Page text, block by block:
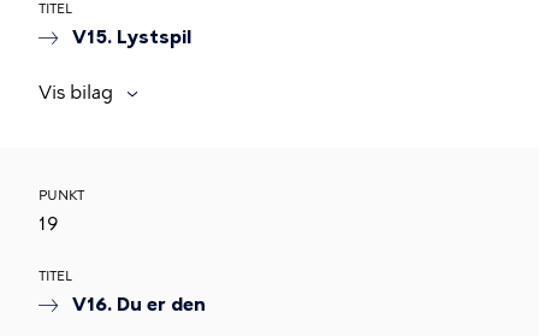
TITEL
V15. Lystspil
Vis bilag
PUNKT
19
TITEL
V16. Du er den